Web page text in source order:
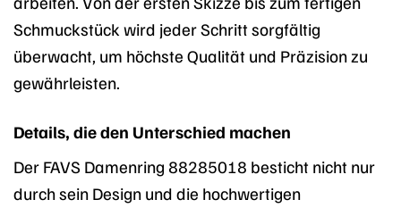
Schmuckstück wird jeder Schritt sorgfältig
überwacht, um höchste Qualität und Präzision zu
gewährleisten.
Details, die den Unterschied machen
Der FAVS Damenring 88285018 besticht nicht nur
durch sein Design und die hochwertigen